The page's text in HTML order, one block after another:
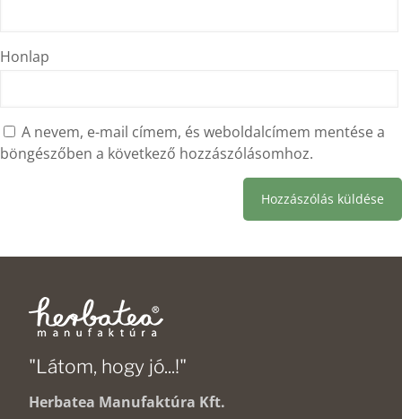
Honlap
A nevem, e-mail címem, és weboldalcímem mentése a
böngészőben a következő hozzászólásomhoz.
"Látom, hogy jó...!"
Herbatea Manufaktúra Kft.